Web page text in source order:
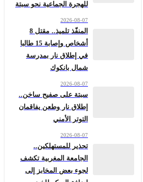
للهجرة الجماعية نحو سبتة
2026-08-07
المنفّذ تلميذ.. مقتل 8
أشخاص وإصابة 15 طالبا
في إطلاق نار بمدرسة
شمال بانكوك
2026-08-07
سبتة على صفيح ساخن..
إطلاق نار وطعن يفاقمان
التوتر الأمني
2026-08-07
تحذير للمستهلكين..
الجامعة المغربية تكشف
لجوء بعض المخابز إلى